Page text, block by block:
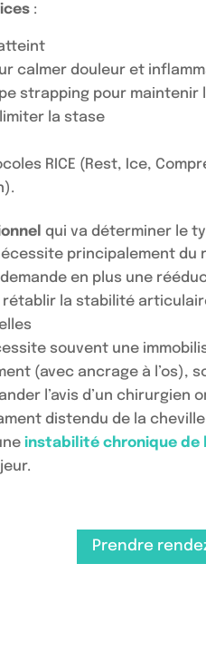
:
calmer douleur et
strapping pour maintenir
la stase
RICE (Rest, Ice,
qui va déterminer le
principalement du
demande en plus une
la stabilité
souvent une
(avec ancrage à l’os),
l’avis d’un
distendu de la
instabilité chronique de
Prendre